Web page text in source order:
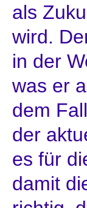
als
wird.
in der
was er
dem
der
es für
damit